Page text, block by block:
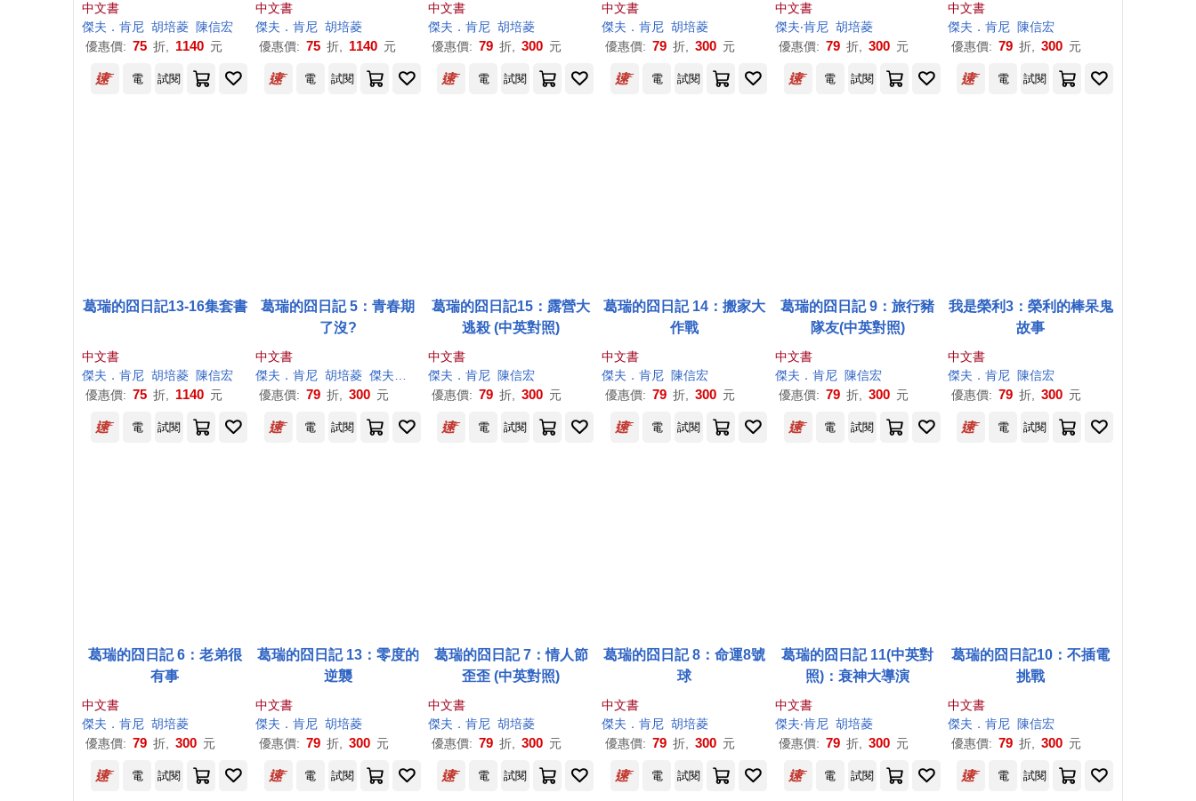
中文書
傑夫 ． 肯尼 胡培菱
陳信宏
優惠價: 75 折, 1140 元
中文書
傑夫 ． 肯尼 胡培菱
優惠價: 75 折, 1140 元
中文書
傑夫 ．肯尼 胡培菱
優惠價: 79 折, 300 元
中文書
傑夫 ．肯尼 胡培菱
優惠價: 79 折, 300 元
中文書
傑夫‧肯尼 胡培菱
優惠價: 79 折, 300 元
中文書
傑夫 ．肯尼
陳信宏
優惠價: 79 折, 300 元
電 試閱 電 試閱 電 試閱 電 試閱 電 試閱 電 試閱
葛瑞的囧日記13-16集套書
中文書
傑夫 ． 肯尼 胡培菱
陳信宏
優惠價: 75 折, 1140 元
葛瑞的囧日記 5：青春期
了沒?
中文書
傑夫 ． 肯尼 胡培菱 傑夫 肯尼（Jeff Kinney）
優惠價: 79 折, 300 元
葛瑞的囧日記15：露營大
逃殺 (中英對照)
中文書
傑夫 ．肯尼
陳信宏
優惠價: 79 折, 300 元
葛瑞的囧日記 14：搬家大
作戰
中文書
傑夫 ．肯尼
陳信宏
優惠價: 79 折, 300 元
葛瑞的囧日記 9：旅行豬
隊友(中英對照)
中文書
傑夫 ． 肯尼
陳信宏
優惠價: 79 折, 300 元
我是榮利3：榮利的棒呆鬼
故事
中文書
傑夫 ．肯尼
陳信宏
優惠價: 79 折, 300 元
電 試閱 電 試閱 電 試閱 電 試閱 電 試閱 電 試閱
葛瑞的囧日記 6：老弟很
有事
中文書
傑夫 ． 肯尼 胡培菱
優惠價: 79 折, 300 元
葛瑞的囧日記 13：零度的
逆襲
中文書
傑夫 ． 肯尼 胡培菱
優惠價: 79 折, 300 元
葛瑞的囧日記 7：情人節
歪歪 (中英對照)
中文書
傑夫 ．肯尼 胡培菱
優惠價: 79 折, 300 元
葛瑞的囧日記 8：命運8號
球
中文書
傑夫 ．肯尼 胡培菱
優惠價: 79 折, 300 元
葛瑞的囧日記 11(中英對
照)：衰神大導演
中文書
傑夫‧肯尼 胡培菱
優惠價: 79 折, 300 元
葛瑞的囧日記10：不插電
挑戰
中文書
傑夫 ．肯尼
陳信宏
優惠價: 79 折, 300 元
電 試閱 電 試閱 電 試閱 電 試閱 電 試閱 電 試閱